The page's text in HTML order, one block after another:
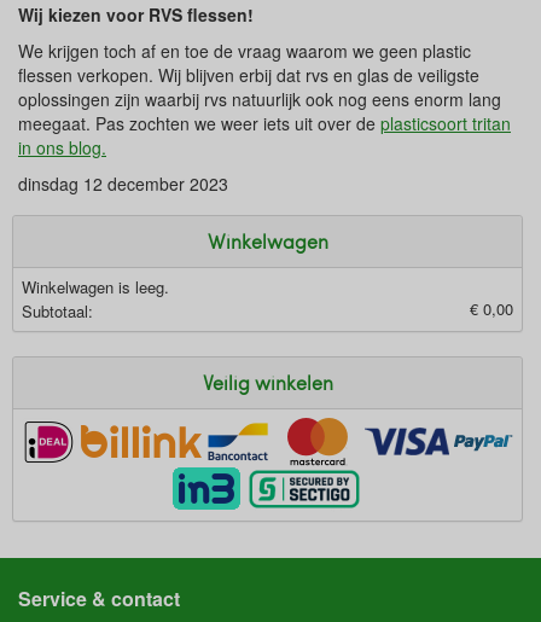
Wij kiezen voor RVS flessen!
We krijgen toch af en toe de vraag waarom we geen plastic
flessen verkopen. Wij blijven erbij dat rvs en glas de veiligste
oplossingen zijn waarbij rvs natuurlijk ook nog eens enorm lang
meegaat. Pas zochten we weer iets uit over de plasticsoort tritan
in ons blog.
dinsdag 12 december 2023
Winkelwagen
Winkelwagen is leeg.
Subtotaal:
€ 0,00
Veilig winkelen
Service & contact